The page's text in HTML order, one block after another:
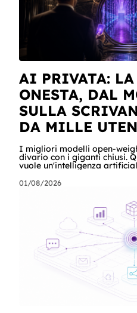
AI PRIVATA:
ONESTA, DAL
SULLA
DA MILLE
I migliori modelli open-
divario con i giganti chiusi.
vuole un'intelligenza
chiunque abbia dati che non
quanto costa davvero,
serve perché un modello in
far west privato. Questa
esempi per ogni tagli
01/08/2026